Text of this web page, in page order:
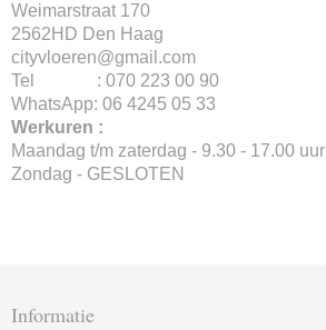
Weimarstraat 170
2562HD Den Haag
cityvloeren@gmail.com
Tel : 070 223 00 90
WhatsApp: 06 4245 05 33
Werkuren :
Maandag t/m zaterdag - 9.30 - 17.00 uur
Zondag - GESLOTEN
Informatie